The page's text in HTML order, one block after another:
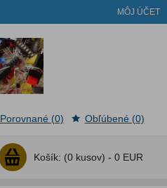
MÔJ ÚČET
Košík: (0 kusov) - 0 EUR
Porovnané (0) Obľúbené (0)